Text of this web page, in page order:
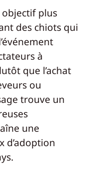
objectif plus
des chiots qui
à
que l’achat
ou
trouve un
une
d’adoption